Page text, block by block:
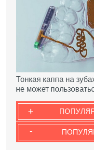
Тонкая каппа на
не может
+
-